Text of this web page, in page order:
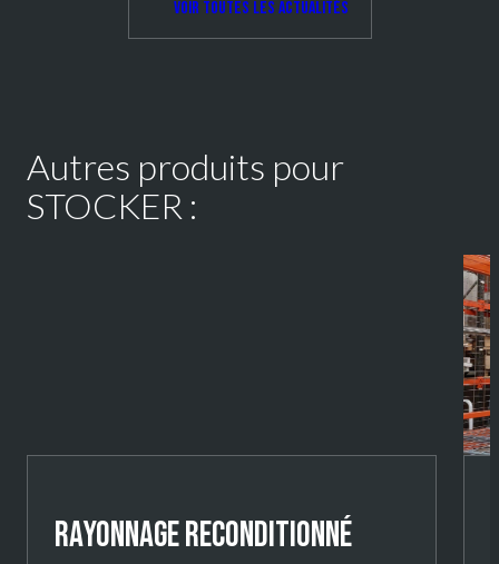
Voir toutes les actualités
Autres produits pour
STOCKER :
RAYONNAGE RECONDITIONNÉ